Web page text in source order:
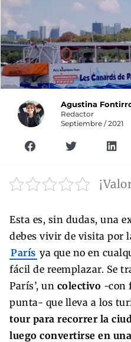
Agustina
Redactor
Septiembre / 2021
Esta es, sin dudas, una
debes vivir de visita por
París ya que no en
fácil de reemplazar. Se
París’, un colectivo -con
punta- que lleva a los
tour para recorrer la
luego convertirse en